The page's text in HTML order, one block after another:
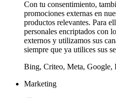
Con tu consentimiento,
promociones externas en
productos relevantes. Para
personales encriptados con
externos y utilizamos sus
siempre que ya utilices sus
Bing, Criteo, Meta, Google,
Marketing